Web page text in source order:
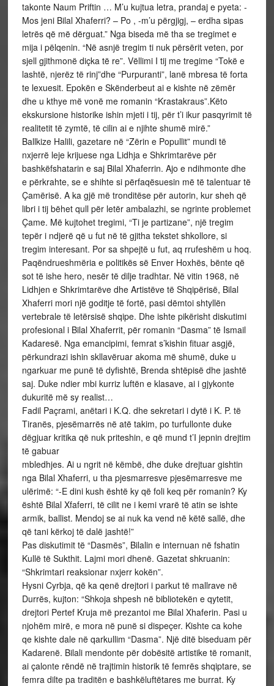
takonte Naum Priftin … M’u kujtua letra, prandaj e pyeta: -
Mos jeni Bilal Xhaferri? – Po , -m’u përgjigj, – erdha sipas
letrës që më dërguat.” Nga biseda më tha se tregimet e
mija i pëlqenin. “Në asnjë tregim ti nuk përsërit veten, por
sjell gjithmonë diçka të re”. Vëllimi I tij me tregime “Tokë e
lashtë, njerëz të rinj”dhe “Purpuranti”, lanë mbresa të forta
te lexuesit. Epokën e Skënderbeut ai e kishte në zëmër
dhe u kthye më vonë me romanin “Krastakraus”.Këto
ekskursione historike ishin mjeti i tij, për t’i ikur pasqyrimit të
realitetit të zymtë, të cilin ai e njihte shumë mirë.”
Ballkize Halili, gazetare në “Zërin e Popullit” mundi të
nxjerrë leje krijuese nga Lidhja e Shkrimtarëve për
bashkëfshatarin e saj Bilal Xhaferrin. Ajo e ndihmonte dhe
e përkrahte, se e shihte si përfaqësuesin më të talentuar të
Çamërisë. A ka gjë më tronditëse për autorin, kur sheh që
libri i tij bëhet qull për letër ambalazhi, se ngrinte problemet
Çame. Më kujtohet tregimi, “Ti je partizane”, një tregim
tepër i ndjerë që u fut në të gjitha tekstet shkollore, si
tregim interesant. Por sa shpejtë u fut, aq rrufeshëm u hoq.
Paqëndrueshmëria e politikës së Enver Hoxhës, bënte që
sot të ishe hero, nesër të dilje tradhtar. Në vitin 1968, në
Lidhjen e Shkrimtarëve dhe Artistëve të Shqipërisë, Bilal
Xhaferri mori një goditje të fortë, pasi dëmtoi shtyllën
vertebrale të letërsisë shqipe. Dhe ishte pikërisht diskutimi
profesional i Bilal Xhaferrit, për romanin “Dasma” të Ismail
Kadaresë. Nga emancipimi, femrat s’kishin fituar asgjë,
përkundrazi ishin skllavëruar akoma më shumë, duke u
ngarkuar me punë të dyfishtë, Brenda shtëpisë dhe jashtë
saj. Duke ndier mbi kurriz luftën e klasave, ai i gjykonte
dukuritë më sy realist…
Fadil Paçrami, anëtari i K.Q. dhe sekretari i dytë i K. P. të
Tiranës, pjesëmarrës në atë takim, po turfullonte duke
dëgjuar kritika që nuk priteshin, e që mund t’I jepnin drejtim
të gabuar
mbledhjes. Ai u ngrit në këmbë, dhe duke drejtuar gishtin
nga Bilal Xhaferri, u tha pjesmarresve pjesëmarresve me
ulërimë: “-E dini kush është ky që foli keq për romanin? Ky
është Bilal Xfaferri, të cilit ne i kemi vrarë të atin se ishte
armik, ballist. Mendoj se ai nuk ka vend në këtë sallë, dhe
që tani kërkoj të dalë jashtë!”
Pas diskutimit të “Dasmës”, Bilalin e internuan në fshatin
Kullë të Sukthit. Lajmi mori dhenë. Gazetat shkruanin:
“Shkrimtari reaksionar nxjerr kokën”.
Hysni Cyrbja, që ka qenë drejtori i parkut të mallrave në
Durrës, kujton: “Shkoja shpesh në bibliotekën e qytetit,
drejtori Pertef Kruja më prezantoi me Bilal Xhaferin. Pasi u
njohëm mirë, e mora në punë si dispeçer. Kishte ca kohe
qe kishte dale në qarkullim “Dasma”. Një ditë biseduam për
Kadarenë. Bilali mendonte për dobësitë artistike të romanit,
ai çalonte rëndë në trajtimin historik të femrës shqiptare, se
femra dilte pa traditën e bashkëluftëtares me burrat. Ky